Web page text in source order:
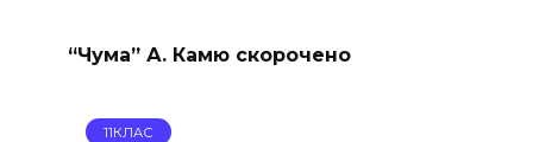
“Чума” А. Камю скорочено
11КЛАС